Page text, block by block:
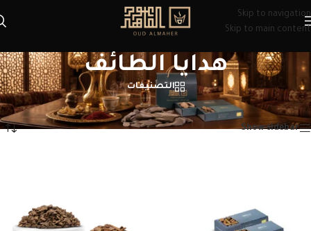
Skip to navigation
Skip to main content
هدايا الطائف
التصنيفات
الرئيسية/منتجات تحت الوسم “هدايا الطائف” عرض ⁦5⁩ من كل النتائج
Show sidebar